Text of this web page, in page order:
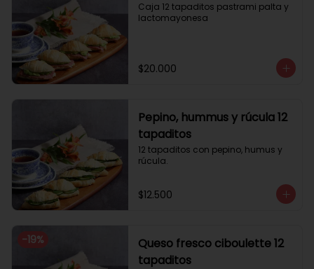
Caja 12 tapaditos pastrami palta y
lactomayonesa
$20.000
Pepino, hummus y rúcula 12
tapaditos
12 tapaditos con pepino, humus y
rúcula.
$12.500
-19%
Queso fresco ciboulette 12
tapaditos